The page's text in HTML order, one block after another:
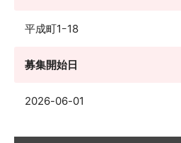
平成町1ｰ18
募集開始日
2026-06-01